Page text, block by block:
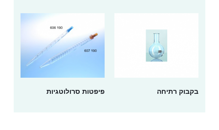
בקבוק רתיחה פיפטות סרולוטגיות